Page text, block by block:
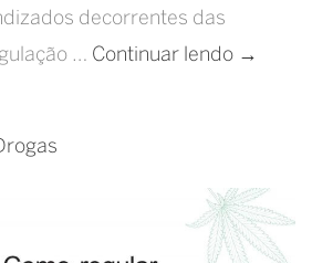
decorrentes das
… Continuar lendo Como
um
guia
→